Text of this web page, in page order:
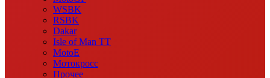
WSBK
RSBK
Dakar
Isle of Man TT
MotoE
Мотокросс
Прочее